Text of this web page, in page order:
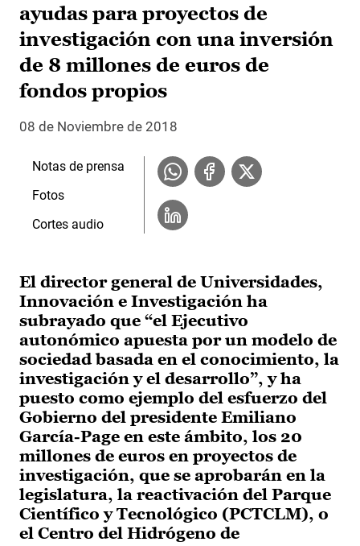
ayudas para proyectos de
investigación con una inversión
de 8 millones de euros de
fondos propios
08 de Noviembre de 2018
El director general de Universidades,
Innovación e Investigación ha
subrayado que “el Ejecutivo
autonómico apuesta por un modelo de
sociedad basada en el conocimiento, la
investigación y el desarrollo”, y ha
puesto como ejemplo del esfuerzo del
Gobierno del presidente Emiliano
García-Page en este ámbito, los 20
millones de euros en proyectos de
investigación, que se aprobarán en la
legislatura, la reactivación del Parque
Científico y Tecnológico (PCTCLM), o
el Centro del Hidrógeno de
Notas de prensa
Fotos
Cortes audio